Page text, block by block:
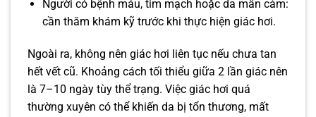
Người có bệnh máu, tim mạch hoặc da mẫn cảm:
cần thăm khám kỹ trước khi thực hiện giác hơi.
Ngoài ra, không nên giác hơi liên tục nếu chưa tan
hết vết cũ. Khoảng cách tối thiểu giữa 2 lần giác nên
là 7–10 ngày tùy thể trạng. Việc giác hơi quá
thường xuyên có thể khiến da bị tổn thương, mất